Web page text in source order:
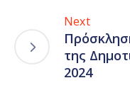
Next
της
2024